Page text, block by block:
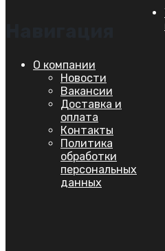
О компании
Новости
Вакансии
Доставка и
оплата
Контакты
Политика
обработки
персональных
данных